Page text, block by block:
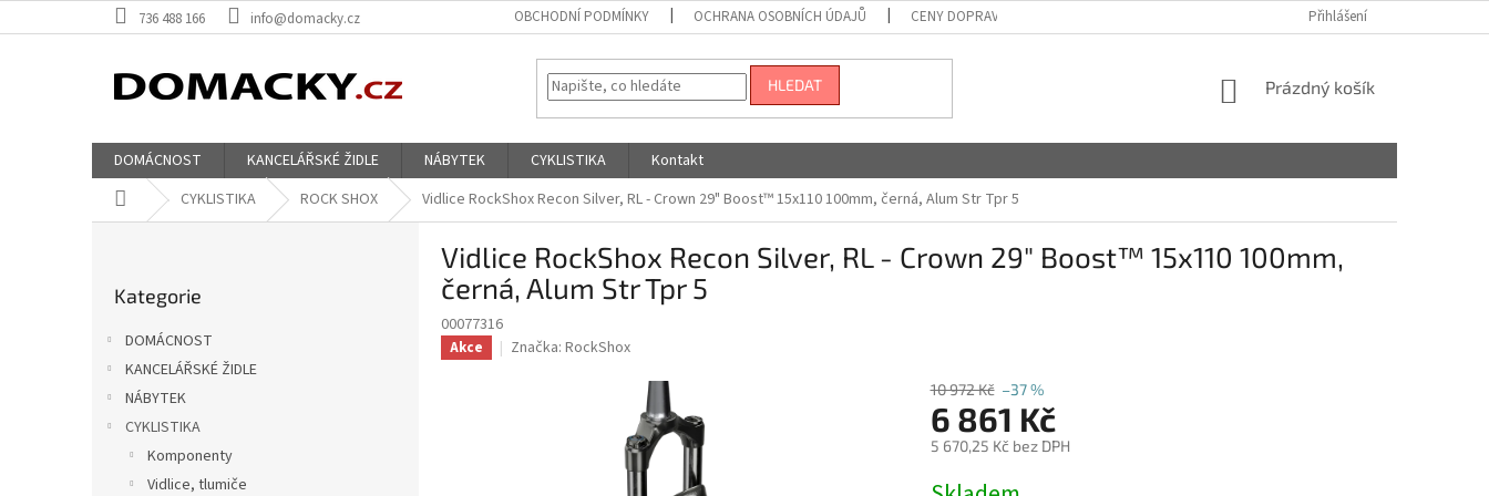
na
736 488 166 info@domacky.cz OBCHODNÍ PODMÍNKY OCHRANA OSOBNÍCH ÚDAJŮ CENY DOPRAVY Přihlášení
HLEDAT
NÁKUPNÍ
Prázdný košík
DOMÁCNOST KANCELÁŘSKÉ ŽIDLE NÁBYTEK CYKLISTIKA
Kontakt
Domů CYKLISTIKA ROCK SHOX Vidlice RockShox Recon Silver, RL - Crown 29" Boost™ 15x110 100mm, černá, Alum Str Tpr 5
kategorie
Kategorie
DOMÁCNOST
KANCELÁŘSKÉ ŽIDLE
NÁBYTEK
CYKLISTIKA
Komponenty
Vidlice, tlumiče
Vidlice RockShox Recon Silver, RL - Crown 29" Boost™ 15x110 100mm,
černá, Alum Str Tpr 5
00077316
Akce Značka: RockShox
10 972 Kč –37 %
6 861 Kč
5 670,25 Kč bez DPH